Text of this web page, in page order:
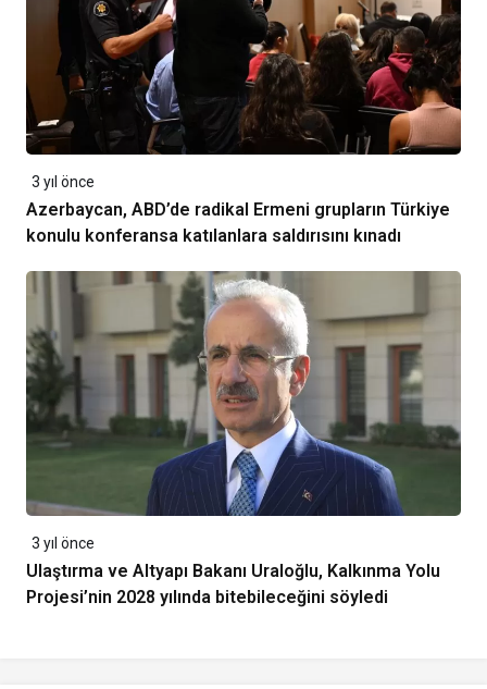
3 yıl önce
Azerbaycan, ABD’de radikal Ermeni grupların Türkiye
konulu konferansa katılanlara saldırısını kınadı
3 yıl önce
Ulaştırma ve Altyapı Bakanı Uraloğlu, Kalkınma Yolu
Projesi’nin 2028 yılında bitebileceğini söyledi